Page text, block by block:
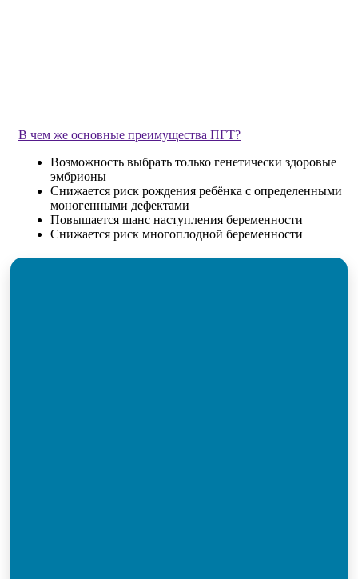
В чем же основные преимущества ПГТ?
Возможность выбрать только генетически здоровые
эмбрионы
Снижается риск рождения ребёнка с определенными
моногенными дефектами
Повышается шанс наступления беременности
Снижается риск многоплодной беременности